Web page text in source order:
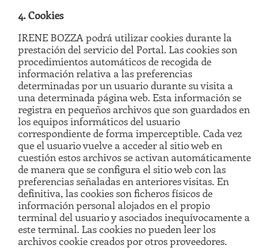
4. Cookies
IRENE BOZZA podrá utilizar cookies durante la
prestación del servicio del Portal. Las cookies son
procedimientos automáticos de recogida de
información relativa a las preferencias
determinadas por un usuario durante su visita a
una determinada página web. Esta información se
registra en pequeños archivos que son guardados en
los equipos informáticos del usuario
correspondiente de forma imperceptible. Cada vez
que el usuario vuelve a acceder al sitio web en
cuestión estos archivos se activan automáticamente
de manera que se configura el sitio web con las
preferencias señaladas en anteriores visitas. En
definitiva, las cookies son ficheros físicos de
información personal alojados en el propio
terminal del usuario y asociados inequívocamente a
este terminal. Las cookies no pueden leer los
archivos cookie creados por otros proveedores.